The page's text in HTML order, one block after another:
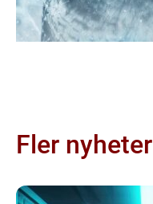
Fler nyheter